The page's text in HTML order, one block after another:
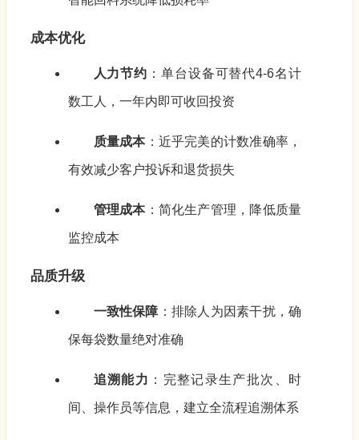
成本优化
人力节约 ：单台设备可替代4-6名计
数工人，一年内即可收回投资
质量成本：近乎完美的计数准确率，
有效减少客户投诉和退货损失
管理成本：简化生产管理，降低质量
监控成本
品质升级
一致性保障 ：排除人为因素干扰，确
保每袋数量绝对准确
追溯能力 ：完整记录生产批次、时
间、操作员等信息，建立全流程追溯体系